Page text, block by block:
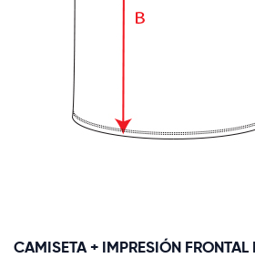
CAMISETA + IMPRESIÓN FRONTAL